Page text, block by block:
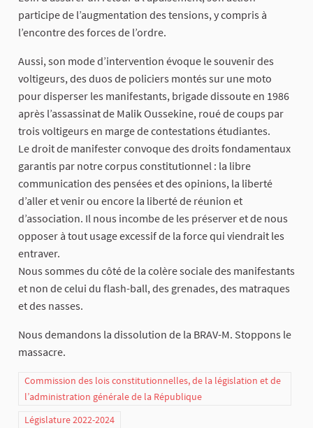
participe de l’augmentation des tensions, y compris à
l’encontre des forces de l’ordre.
Aussi, son mode d’intervention évoque le souvenir des
voltigeurs, des duos de policiers montés sur une moto
pour disperser les manifestants, brigade dissoute en 1986
après l’assassinat de Malik Oussekine, roué de coups par
trois voltigeurs en marge de contestations étudiantes.
Le droit de manifester convoque des droits fondamentaux
garantis par notre corpus constitutionnel : la libre
communication des pensées et des opinions, la liberté
d’aller et venir ou encore la liberté de réunion et
d’association. Il nous incombe de les préserver et de nous
opposer à tout usage excessif de la force qui viendrait les
entraver.
Nous sommes du côté de la colère sociale des manifestants
et non de celui du flash-ball, des grenades, des matraques
et des nasses.
Nous demandons la dissolution de la BRAV-M. Stoppons le
massacre.
Commission des lois constitutionnelles, de la législation et de
l’administration générale de la République
Législature 2022-2024